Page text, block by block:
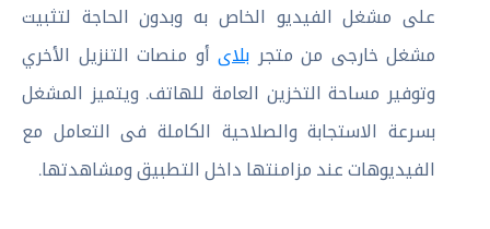
على مشغل الفيديو الخاص به وبدون الحاجة لتثبيت
مشغل خارجى من متجر بلاى أو منصات التنزيل الأخري
وتوفير مساحة التخزين العامة للهاتف. ويتميز المشغل
بسرعة الاستجابة والصلاحية الكاملة فى التعامل مع
الفيديوهات عند مزامنتها داخل التطبيق ومشاهدتها.